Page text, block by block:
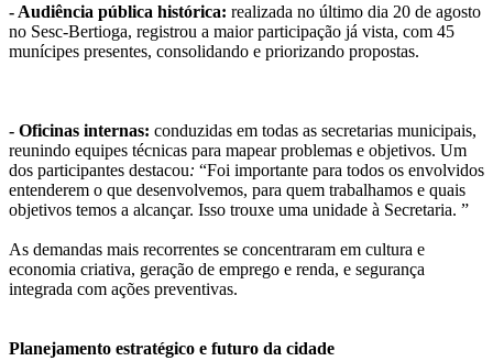
- Audiência pública histórica: realizada no último dia 20 de agosto
no Sesc-Bertioga, registrou a maior participação já vista, com 45
munícipes presentes, consolidando e priorizando propostas.
- Oficinas internas: conduzidas em todas as secretarias municipais,
reunindo equipes técnicas para mapear problemas e objetivos. Um
dos participantes destacou: “Foi importante para todos os envolvidos
entenderem o que desenvolvemos, para quem trabalhamos e quais
objetivos temos a alcançar. Isso trouxe uma unidade à Secretaria. ”
As demandas mais recorrentes se concentraram em cultura e
economia criativa, geração de emprego e renda, e segurança
integrada com ações preventivas.
Planejamento estratégico e futuro da cidade